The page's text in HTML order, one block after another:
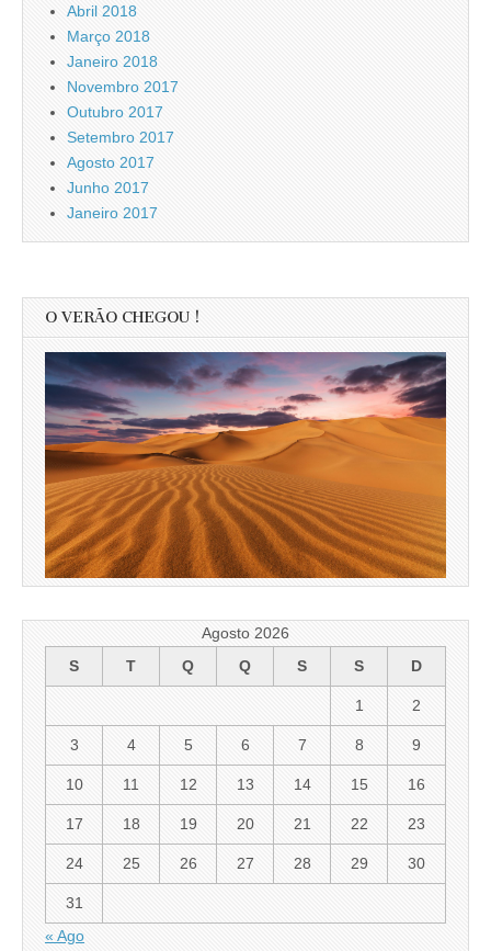
Abril 2018
Março 2018
Janeiro 2018
Novembro 2017
Outubro 2017
Setembro 2017
Agosto 2017
Junho 2017
Janeiro 2017
O VERÃO CHEGOU !
Agosto 2026
S
T Q Q S S D
1 2
3 4 5 6 7 8 9
10 11 12 13 14 15 16
17 18 19 20 21 22 23
24 25 26 27 28 29 30
31
« Ago